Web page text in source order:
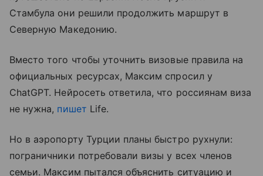
Стамбула они решили продолжить маршрут в
Северную Македонию.
Вместо того чтобы уточнить визовые правила на
официальных ресурсах, Максим спросил у
ChatGPT. Нейросеть ответила, что россиянам виза
не нужна, пишет Life.
Но в аэропорту Турции планы быстро рухнули:
пограничники потребовали визы у всех членов
семьи. Максим пытался объяснить ситуацию и